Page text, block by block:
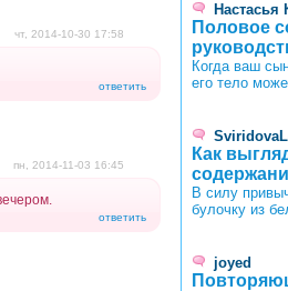
чт, 2014-10-30 17:58
ответить
пн, 2014-11-03 16:45
ответить
Настасья
Половое
Когда ваш
его тело
Как
В силу
булочку из
joyed